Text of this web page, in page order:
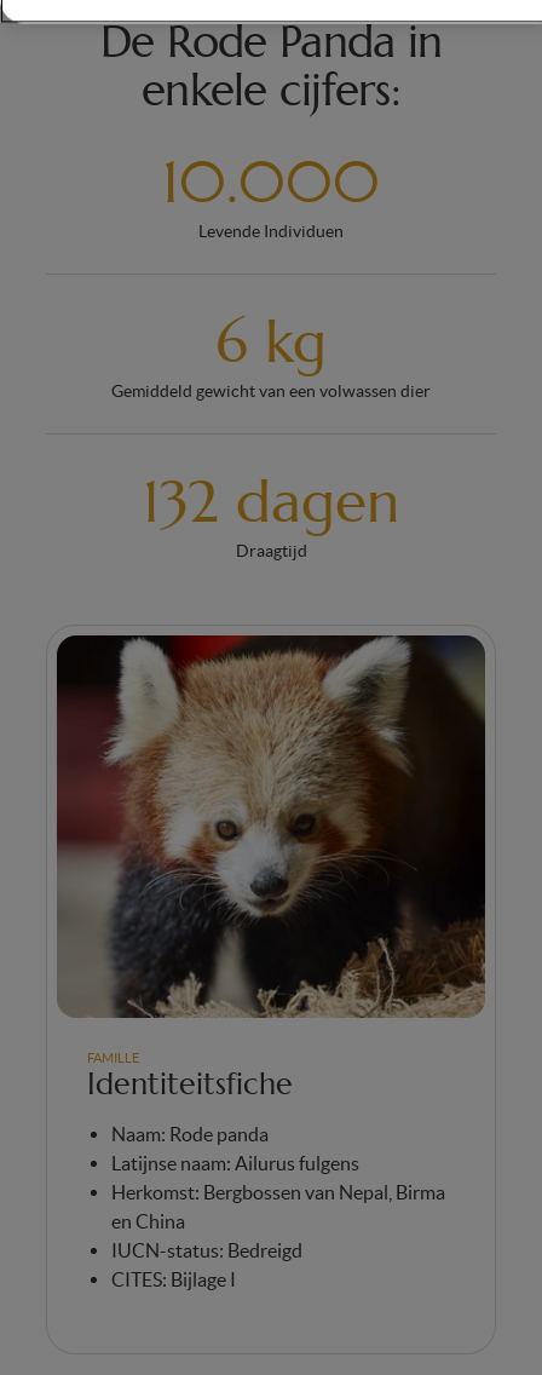
De Rode Panda in
enkele cijfers:
10.000
Levende Individuen
6 kg
Gemiddeld gewicht van een volwassen dier
132 dagen
Draagtijd
FAMILLE
Identiteitsfiche
Naam: Rode panda
Latijnse naam: Ailurus fulgens
Herkomst: Bergbossen van Nepal, Birma
en China
IUCN-status: Bedreigd
CITES: Bijlage I